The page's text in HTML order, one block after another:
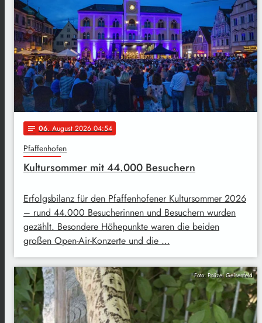
notes 06. August 2026 04:54
Pfaffenhofen
Kultursommer mit 44.000 Besuchern
Erfolgsbilanz für den Pfaffenhofener Kultursommer 2026
– rund 44.000 Besucherinnen und Besuchern wurden
gezählt. Besondere Höhepunkte waren die beiden
großen Open-Air-Konzerte und die …
Foto: Polizei Geisenfeld